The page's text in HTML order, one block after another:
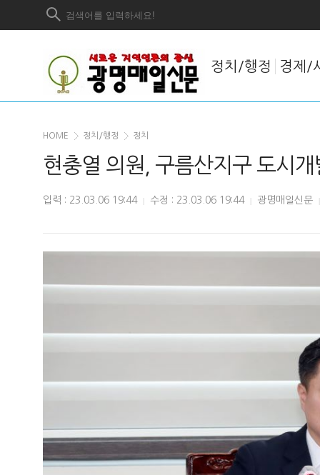
정치/행정 경제/
HOME 정치/행정 정치
현충열 의원, 구름산지구 도시
입력 : 23.03.06 19:44 | 수정 : 23.03.06 19:44 | 광명매일신문 |